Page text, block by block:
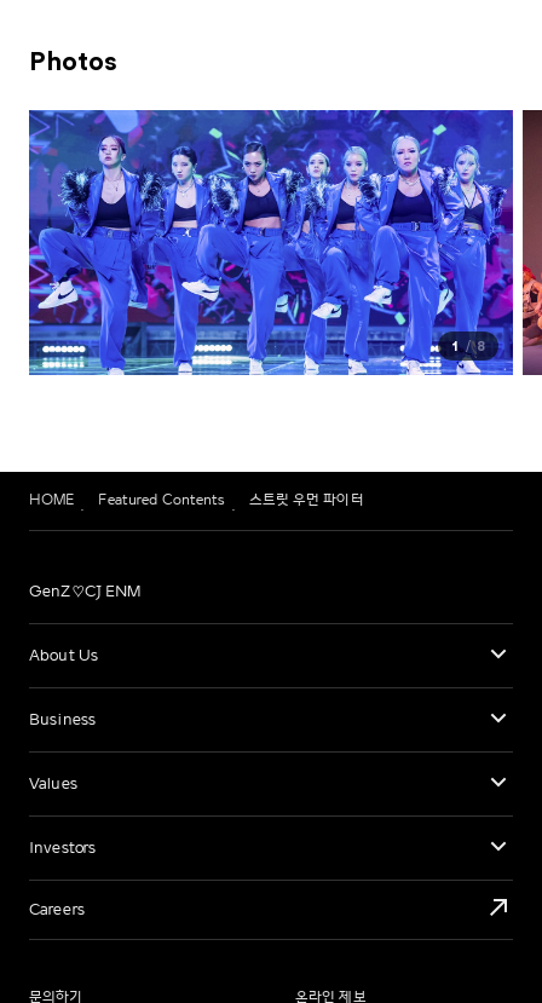
Photos
1 8
HOME Featured Contents 스트릿 우먼 파이터
GenZ♡CJ ENM
About Us
Business
Values
Investors
Careers
문의하기 온라인 제보